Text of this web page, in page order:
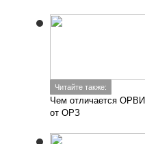
Читайте также:
Чем отличается ОРВИ
от ОРЗ